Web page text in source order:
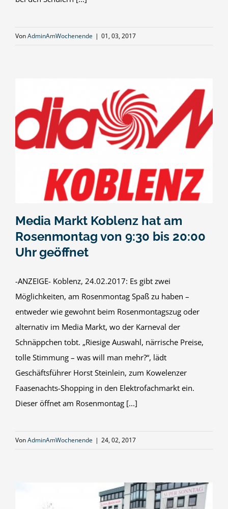
VonAdminAmWochenende | 01, 03, 2017
Media Markt Koblenz hat am
Rosenmontag von 9:30 bis 20:00
Uhr geöffnet
-ANZEIGE- Koblenz, 24.02.2017: Es gibt zwei
Möglichkeiten, am Rosenmontag Spaß zu haben –
entweder wie gewohnt beim Rosenmontagszug oder
alternativ im Media Markt, wo der Karneval der
Schnäppchen tobt. „Riesige Auswahl, närrische Preise,
tolle Stimmung – was will man mehr?“, lädt
Geschäftsführer Horst Steinlein, zum Kowelenzer
Faasenachts-Shopping in den Elektrofachmarkt ein.
Dieser öffnet am Rosenmontag [...]
VonAdminAmWochenende | 24, 02, 2017